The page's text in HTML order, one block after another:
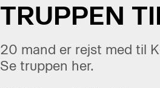
TRUPPEN
20 mand er rejst med til
Se truppen her.